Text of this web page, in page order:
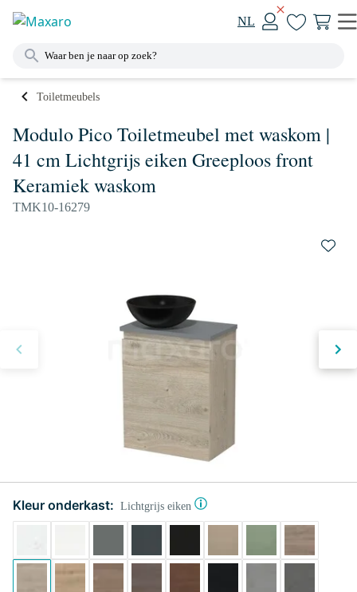
NL
Toiletmeubels
Modulo Pico Toiletmeubel met waskom |
41 cm Lichtgrijs eiken Greeploos front
Keramiek waskom
TMK10-16279
Kleur onderkast: Lichtgrijs eiken